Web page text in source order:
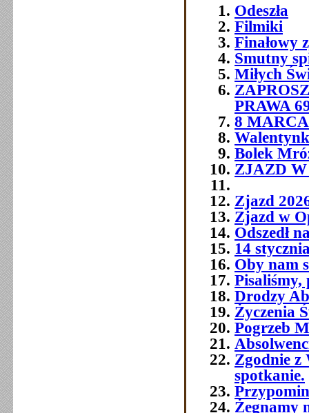
Odeszła
Filmiki
Finałowy
Smutny
Miłych
PRAWA
8
Bolek
ZJAZD W
Zjazd
Zjazd w
Odszedł
14
Oby nam
Pisaliśmy,
Drodzy
Życzenia
Pogrzeb
Zgodnie z
spotkanie.
Żegnamy